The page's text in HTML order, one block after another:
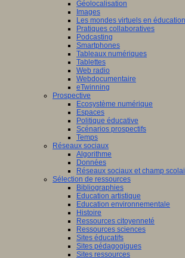
Géolocalisation
Images
Les mondes virtuels en éducation
Pratiques collaboratives
Podcasting
Smartphones
Tableaux numériques
Tablettes
Web radio
Webdocumentaire
eTwinning
Prospective
Ecosystème numérique
Espaces
Politique éducative
Scénarios prospectifs
Temps
Réseaux sociaux
Algorithme
Données
Réseaux sociaux et champ
Sélection de ressources
Bibliographies
Education artistique
Education environnementale
Histoire
Ressources citoyenneté
Ressources sciences
Sites éducatifs
Sites pédagogiques
Sites ressources